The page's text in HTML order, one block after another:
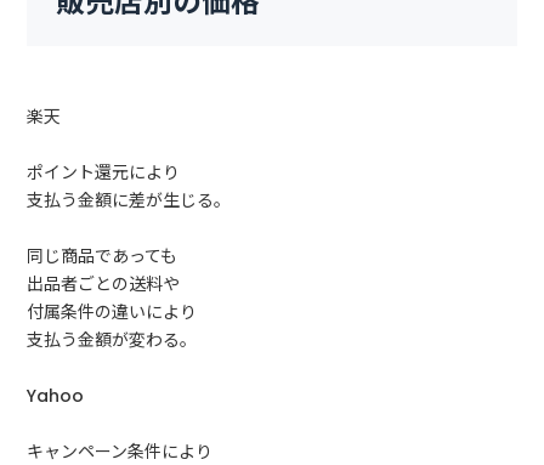
楽天
ポイント還元により
支払う金額に差が生じる。
同じ商品であっても
出品者ごとの送料や
付属条件の違いにより
支払う金額が変わる。
Yahoo
キャンペーン条件により